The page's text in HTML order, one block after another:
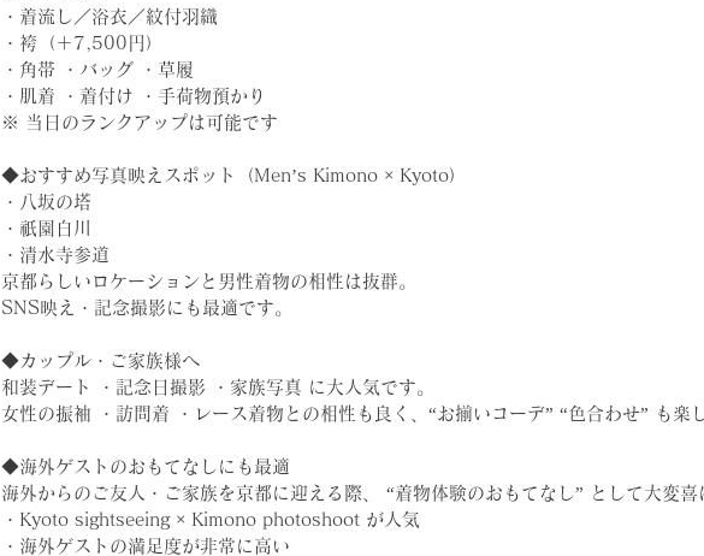
・着流し／浴衣／紋付羽織
・袴（＋7,500円）
・角帯 ・バッグ ・草履
・肌着 ・着付け ・手荷物預かり
※ 当日のランクアップは可能です
◆おすすめ写真映えスポット（Men’s Kimono × Kyoto）
・八坂の塔
・祇園白川
・清水寺参道
京都らしいロケーションと男性着物の相性は抜群。
SNS映え・記念撮影にも最適です。
◆カップル・ご家族様へ
和装デート ・記念日撮影 ・家族写真 に大人気です。
女性の振袖 ・訪問着 ・レース着物との相性も良く、“お揃いコーデ” “色合わせ” も楽
◆海外ゲストのおもてなしにも最適
海外からのご友人・ご家族を京都に迎える際、 “着物体験のおもてなし” として大変喜
・Kyoto sightseeing × Kimono photoshoot が人気
・海外ゲストの満足度が非常に高い